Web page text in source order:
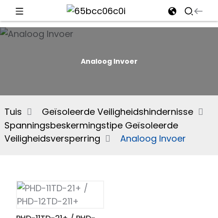
Analoog Invoer
Tuis
Geïsoleerde Veiligheidshindernisse
Spanningsbeskermingstipe Geïsoleerde
Veiligheidsversperring
Analoog Invoer